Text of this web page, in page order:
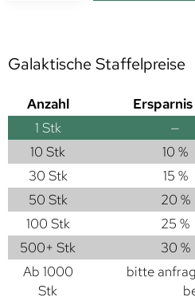
Galaktische Staffelpreise
Anzahl Ersparnis
1 Stk —
10 Stk
10 %
30 Stk
15 %
50 Stk
20 %
100 Stk
25 %
500+ Stk
30 %
Ab 1000
Stk
bitte